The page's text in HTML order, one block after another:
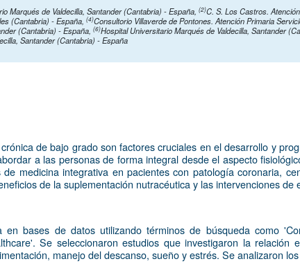
Marqués de Valdecilla, Santander (Cantabria) - España,(2)C. S. Los Castros.
(Cantabria) - España,(4)Consultorio Villaverde de Pontones. Atención Primaria
(Cantabria) - España,(6)Hospital Universitario Marqués de Valdecilla, Santander
Santander (Cantabria) - España
de bajo grado son factores cruciales en el desarrollo y
a las personas de forma integral desde el aspecto
medicina integrativa en pacientes con patología coronaria,
de la suplementación nutracéutica y las intervenciones
bases de datos utilizando términos de búsqueda como
Se seleccionaron estudios que investigaron la
manejo del descanso, sueño y estrés. Se analizaron